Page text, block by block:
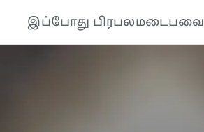
இப்போது பிரபலமடைபவை